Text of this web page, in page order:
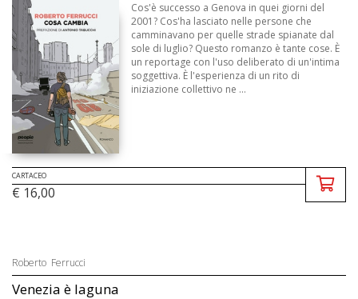
Cos'è successo a Genova in quei giorni del
2001? Cos'ha lasciato nelle persone che
camminavano per quelle strade spianate dal
sole di luglio? Questo romanzo è tante cose. È
un reportage con l'uso deliberato di un'intima
soggettiva. È l'esperienza di un rito di
iniziazione collettivo ne ...
CARTACEO
€ 16,00
Roberto Ferrucci
Venezia è laguna